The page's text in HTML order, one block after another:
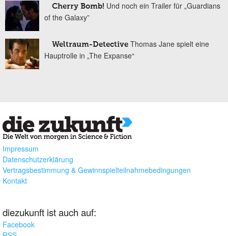
Cherry Bomb! Und noch ein Trailer für „Guardians
of the Galaxy”
Weltraum-Detective Thomas Jane spielt eine
Hauptrolle in „The Expanse“
Impressum
Datenschutzerklärung
Vertragsbestimmung & Gewinnspielteilnahmebedingungen
Kontakt
diezukunft ist auch auf:
Facebook